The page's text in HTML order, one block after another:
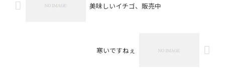
美味しいイチゴ、販売中
寒いですねぇ